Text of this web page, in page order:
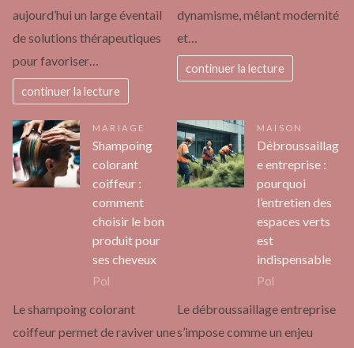
aujourd’hui un large éventail
de solutions thérapeutiques
pour favoriser…
continuer la lecture
dynamisme, mêlant modernité
et…
continuer la lecture
MARIAGE
Shampoing
colorant
coiffeur :
comment
choisir le bon
produit pour
ses cheveux
Pol
Le shampoing colorant
coiffeur permet de raviver une
MAISON
Débroussaillag
e entreprise :
pourquoi
l’entretien des
espaces verts
est
indispensable
Pol
Le débroussaillage entreprise
s’impose comme un enjeu